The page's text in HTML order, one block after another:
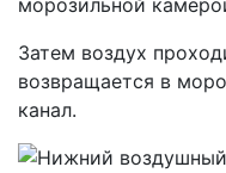
Затем воздух
возвращается в
канал.